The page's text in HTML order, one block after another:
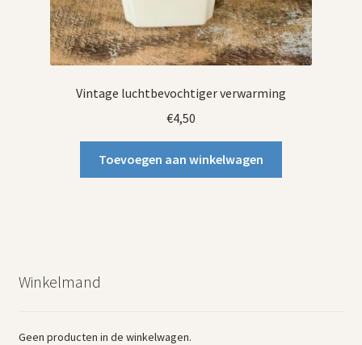
Vintage luchtbevochtiger verwarming
€4,50
Toevoegen aan winkelwagen
Winkelmand
Geen producten in de winkelwagen.